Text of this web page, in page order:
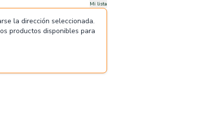
Mi lista
la dirección seleccionada.
productos disponibles para